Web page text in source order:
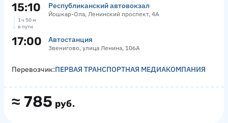
15:10 Республиканский автовокзал
Йошкар-Ола, Ленинский проспект, 4А
1 ч 50 м
в пути
17:00 Автостанция
Звенигово, улица Ленина, 106А
≈ 785 руб.
Перевозчик:ПЕРВАЯ ТРАНСПОРТНАЯ МЕДИАКОМПАНИЯ